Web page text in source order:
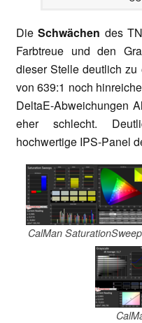
DieSchwächen des
Farbtreue und den
dieser Stelle deutlich zu
von 639:1 noch
DeltaE-Abweichungen
eher schlecht.
hochwertige IPS-Panel
CalMan